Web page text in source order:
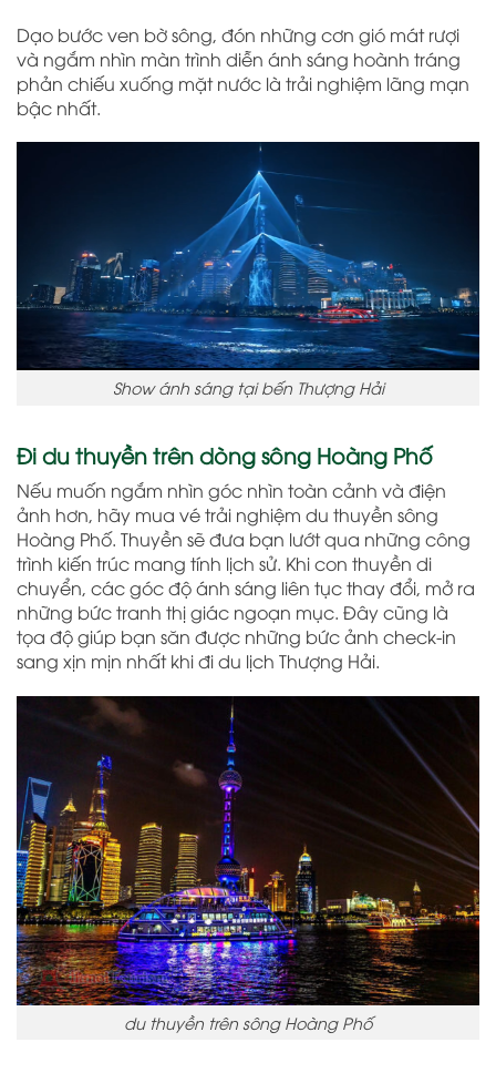
Dạo bước ven bờ sông, đón những cơn gió mát rượi
và ngắm nhìn màn trình diễn ánh sáng hoành tráng
phản chiếu xuống mặt nước là trải nghiệm lãng mạn
bậc nhất.
Show ánh sáng tại bến Thượng Hải
Đi du thuyền trên dòng sông Hoàng Phố
Nếu muốn ngắm nhìn góc nhìn toàn cảnh và điện
ảnh hơn, hãy mua vé trải nghiệm du thuyền sông
Hoàng Phố. Thuyền sẽ đưa bạn lướt qua những công
trình kiến trúc mang tính lịch sử. Khi con thuyền di
chuyển, các góc độ ánh sáng liên tục thay đổi, mở ra
những bức tranh thị giác ngoạn mục. Đây cũng là
tọa độ giúp bạn săn được những bức ảnh check-in
sang xịn mịn nhất khi đi du lịch Thượng Hải.
du thuyền trên sông Hoàng Phố